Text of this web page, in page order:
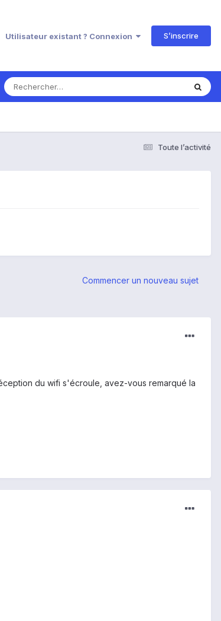
Utilisateur existant ? Connexion S’inscrire
Toute l’activité
Commencer un nouveau sujet
du wifi s'écroule, avez-vous remarqué la